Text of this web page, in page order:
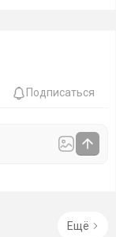
Подписаться
Ещё